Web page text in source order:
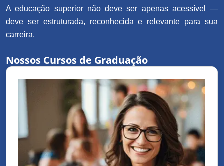
A educação superior não deve ser apenas acessível —
deve ser estruturada, reconhecida e relevante para sua
carreira.
Nossos Cursos de Graduação